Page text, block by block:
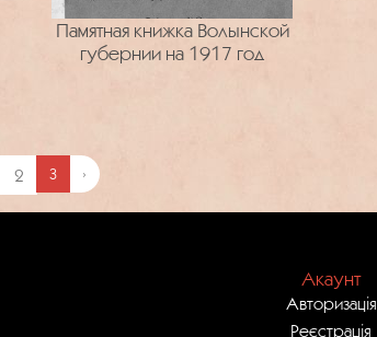
Памятная книжка Волынской
губернии на 1917 год
2 3 ›
Акаунт
Авторизація
Реєстрація